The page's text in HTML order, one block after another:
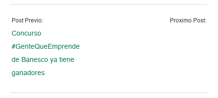
Post Previo:
Concurso
#GenteQueEmprende
de Banesco ya tiene
ganadores
Proximo Post: